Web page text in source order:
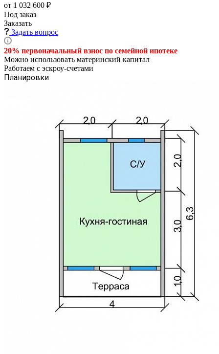
от 1 032 600 ₽
Под заказ
Заказать
Задать вопрос
20% первоначальный взнос по семейной ипотеке
Можно использовать материнский капитал
Работаем с эскроу-счетами
Планировки